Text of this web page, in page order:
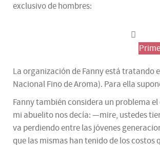
exclusivo de hombres:
La organización de Fanny está tratando
Nacional Fino de Aroma). Para ella
Fanny también considera un problema
mi abuelito nos decía: —mire, ustedes
va perdiendo entre las jóvenes
que las mismas han tenido de los